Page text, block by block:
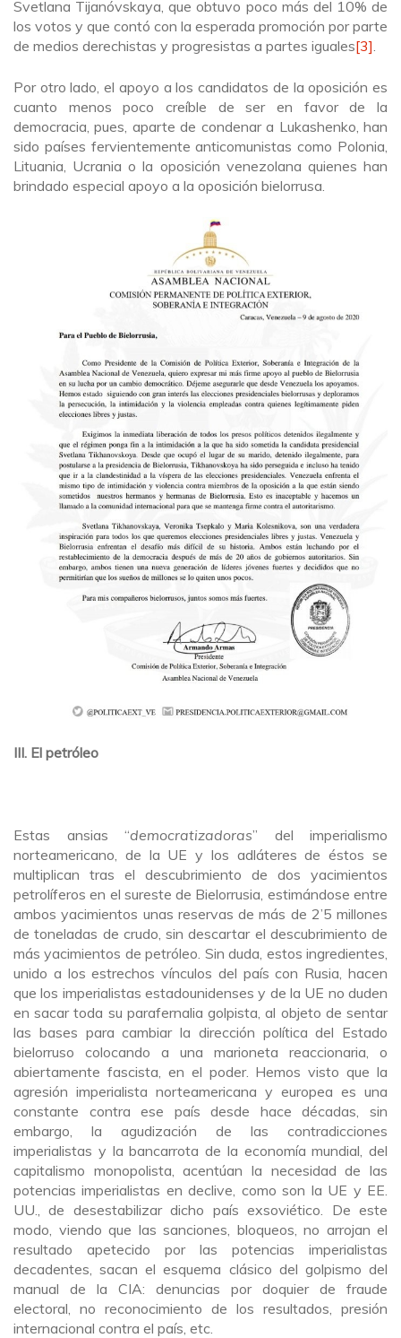
Svetlana Tijanóvskaya, que obtuvo poco más del 10% de
los votos y que contó con la esperada promoción por parte
de medios derechistas y progresistas a partes iguales[3].
Por otro lado, el apoyo a los candidatos de la oposición es
cuanto menos poco creíble de ser en favor de la
democracia, pues, aparte de condenar a Lukashenko, han
sido países fervientemente anticomunistas como Polonia,
Lituania, Ucrania o la oposición venezolana quienes han
brindado especial apoyo a la oposición bielorrusa.
III. El petróleo
Estas ansias “democratizadoras” del imperialismo
norteamericano, de la UE y los adláteres de éstos se
multiplican tras el descubrimiento de dos yacimientos
petrolíferos en el sureste de Bielorrusia, estimándose entre
ambos yacimientos unas reservas de más de 2’5 millones
de toneladas de crudo, sin descartar el descubrimiento de
más yacimientos de petróleo. Sin duda, estos ingredientes,
unido a los estrechos vínculos del país con Rusia, hacen
que los imperialistas estadounidenses y de la UE no duden
en sacar toda su parafernalia golpista, al objeto de sentar
las bases para cambiar la dirección política del Estado
bielorruso colocando a una marioneta reaccionaria, o
abiertamente fascista, en el poder. Hemos visto que la
agresión imperialista norteamericana y europea es una
constante contra ese país desde hace décadas, sin
embargo, la agudización de las contradicciones
imperialistas y la bancarrota de la economía mundial, del
capitalismo monopolista, acentúan la necesidad de las
potencias imperialistas en declive, como son la UE y EE.
UU., de desestabilizar dicho país exsoviético. De este
modo, viendo que las sanciones, bloqueos, no arrojan el
resultado apetecido por las potencias imperialistas
decadentes, sacan el esquema clásico del golpismo del
manual de la CIA: denuncias por doquier de fraude
electoral, no reconocimiento de los resultados, presión
internacional contra el país, etc.